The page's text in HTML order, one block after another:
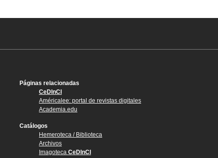
Páginas relacionadas
CeDInCI
Américalee: portal de revistas digitales
Academia.edu
Catálogos
Hemeroteca / Biblioteca
Archivos
Imagoteca CeDInCI